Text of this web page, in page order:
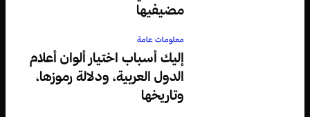
مضيفيها
معلومات عامة
إليك أسباب اختيار ألوان أعلام
الدول العربية، ودلالة رموزها،
وتاريخها